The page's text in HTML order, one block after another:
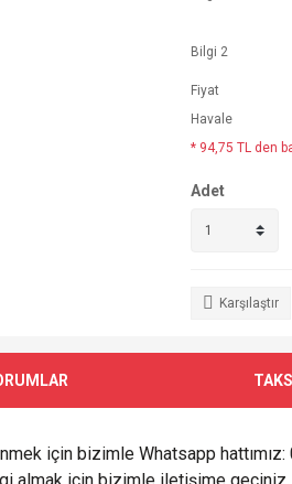
Bilgi 2
Fiyat
Havale
* 94,75 TL den
Adet
Karşılaştır
için bizimle Whatsapp